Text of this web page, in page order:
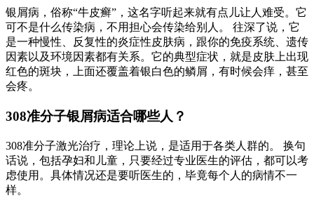
银屑病，俗称“牛皮癣”，这名字听起来就有点儿让人难受。它
可不是什么传染病，不用担心会传染给别人。 往深了说，它
是一种慢性、反复性的炎症性皮肤病，跟你的免疫系统、遗传
因素以及环境因素都有关系。它的典型症状，就是皮肤上出现
红色的斑块，上面还覆盖着银白色的鳞屑，有时候会痒，甚至
会疼。
308准分子银屑病适合哪些人？
308准分子激光治疗，理论上说，是适用于各类人群的。 换句
话说，包括孕妇和儿童，只要经过专业医生的评估，都可以考
虑使用。具体情况还是要听医生的，毕竟每个人的病情不一
样。